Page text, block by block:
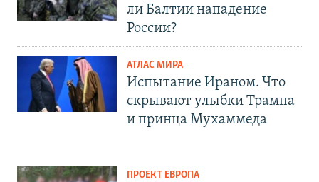
ли Балтии нападение
России?
АТЛАС МИРА
Испытание Ираном. Что
скрывают улыбки Трампа
и принца Мухаммеда
ПРОЕКТ ЕВРОПА